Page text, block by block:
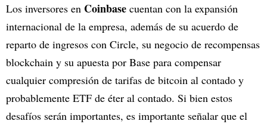
Los inversores en Coinbase cuentan con la expansión
internacional de la empresa, además de su acuerdo de
reparto de ingresos con Circle, su negocio de recompensas
blockchain y su apuesta por Base para compensar
cualquier compresión de tarifas de bitcoin al contado y
probablemente ETF de éter al contado. Si bien estos
desafíos serán importantes, es importante señalar que el